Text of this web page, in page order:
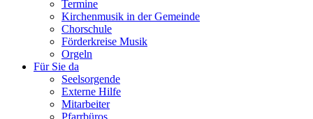
Termine
Kirchenmusik in der Gemeinde
Chorschule
Förderkreise Musik
Orgeln
Für Sie da
Seelsorgende
Externe Hilfe
Mitarbeiter
Pfarrbüros